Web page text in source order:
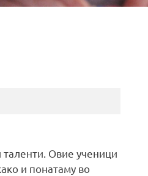
Овие ученици
и понатаму во